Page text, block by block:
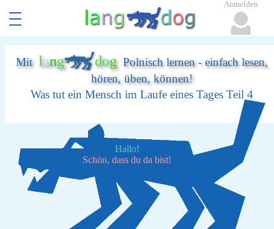
Mit lang dogPolnisch lernen - einfach lesen,
hören, üben, können!
Was tut ein Mensch im Laufe eines Tages Teil 4
Hallo!
Schön, dass du da bist!
Anmelden